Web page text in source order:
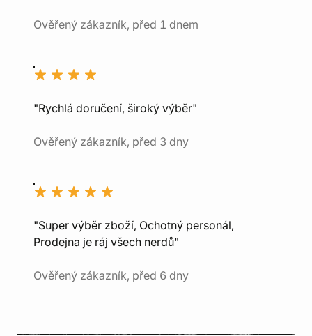
Ověřený zákazník, před 1 dnem
"Rychlá doručení, široký výběr"
Ověřený zákazník, před 3 dny
"Super výběr zboží, Ochotný personál,
Prodejna je ráj všech nerdů"
Ověřený zákazník, před 6 dny